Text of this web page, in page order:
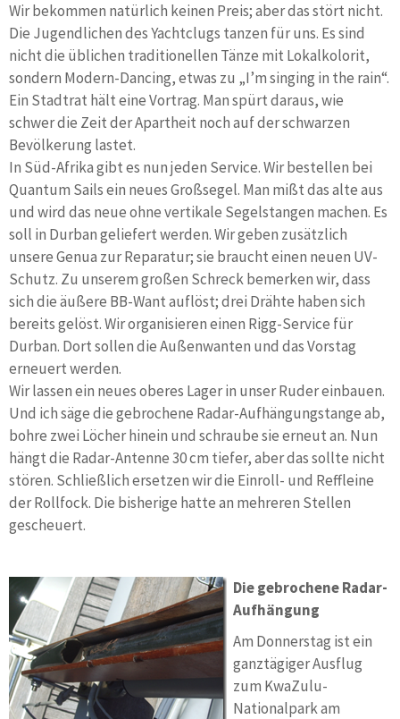
Wir bekommen natürlich keinen Preis; aber das stört nicht.
Die Jugendlichen des Yachtclugs tanzen für uns. Es sind
nicht die üblichen traditionellen Tänze mit Lokalkolorit,
sondern Modern-Dancing, etwas zu „I’m singing in the rain“.
Ein Stadtrat hält eine Vortrag. Man spürt daraus, wie
schwer die Zeit der Apartheit noch auf der schwarzen
Bevölkerung lastet.
In Süd-Afrika gibt es nun jeden Service. Wir bestellen bei
Quantum Sails ein neues Großsegel. Man mißt das alte aus
und wird das neue ohne vertikale Segelstangen machen. Es
soll in Durban geliefert werden. Wir geben zusätzlich
unsere Genua zur Reparatur; sie braucht einen neuen UV-
Schutz. Zu unserem großen Schreck bemerken wir, dass
sich die äußere BB-Want auflöst; drei Drähte haben sich
bereits gelöst. Wir organisieren einen Rigg-Service für
Durban. Dort sollen die Außenwanten und das Vorstag
erneuert werden.
Wir lassen ein neues oberes Lager in unser Ruder einbauen.
Und ich säge die gebrochene Radar-Aufhängungstange ab,
bohre zwei Löcher hinein und schraube sie erneut an. Nun
hängt die Radar-Antenne 30 cm tiefer, aber das sollte nicht
stören. Schließlich ersetzen wir die Einroll- und Reffleine
der Rollfock. Die bisherige hatte an mehreren Stellen
gescheuert.
Die gebrochene Radar-
Aufhängung
Am Donnerstag ist ein
ganztägiger Ausflug
zum KwaZulu-
Nationalpark am